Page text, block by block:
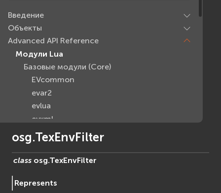
Введение
Объекты
Advanced API Reference
Модули Lua
Базовые модули (Core)
EVcommon
evar2
evlua
evxml
Граф Сцены (Scene Graph)
EVosgAV
EVosgGA
osg.TexEnvFilter
class osg.TexEnvFilter
Represents